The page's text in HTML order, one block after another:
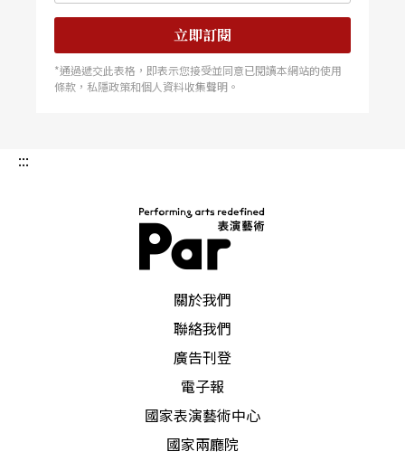
立即訂閱
*通過遞交此表格，即表示您接受並同意已閱讀本網站的使用
條款，私隱政策和個人資料收集聲明。
:::
關於我們
聯絡我們
廣告刊登
電子報
國家表演藝術中心
國家兩廳院